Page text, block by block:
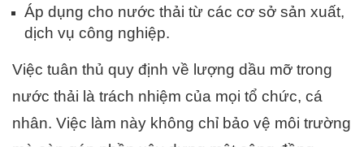
Áp dụng cho nước thải từ các cơ sở sản xuất,
dịch vụ công nghiệp.
Việc tuân thủ quy định về lượng dầu mỡ trong
nước thải là trách nhiệm của mọi tổ chức, cá
nhân. Việc làm này không chỉ bảo vệ môi trường